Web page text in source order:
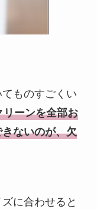
ものすごくい
リーンを全部お
ないのが、欠
に合わせると